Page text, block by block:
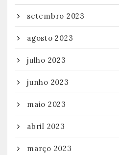
setembro 2023
agosto 2023
julho 2023
junho 2023
maio 2023
abril 2023
março 2023